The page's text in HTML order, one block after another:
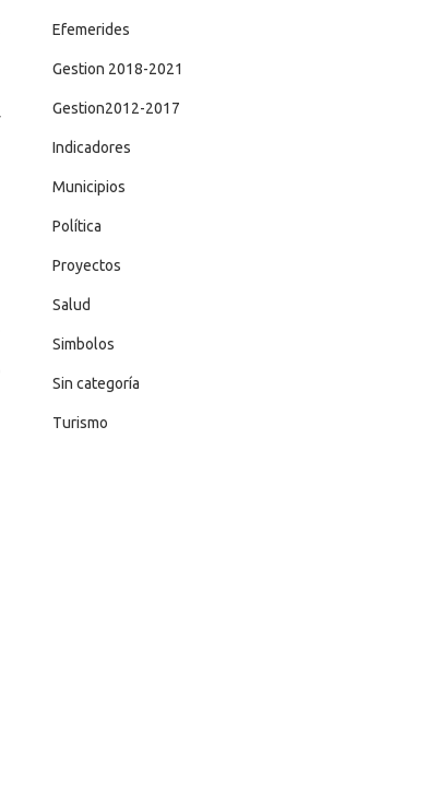
Efemerides
Gestion 2018-2021
Gestion2012-2017
Indicadores
Municipios
Política
Proyectos
Salud
Simbolos
Sin categoría
Turismo